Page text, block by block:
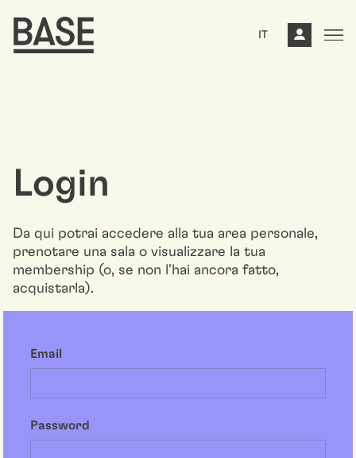
IT
Login
Da qui potrai accedere alla tua area personale,
prenotare una sala o visualizzare la tua
membership (o, se non l'hai ancora fatto,
acquistarla).
Email
Password